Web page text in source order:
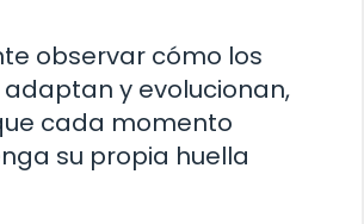
observar cómo los
y evolucionan,
cada momento
su propia huella